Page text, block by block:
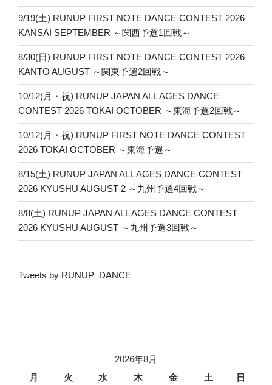
9/19(土) RUNUP FIRST NOTE DANCE CONTEST 2026
KANSAI SEPTEMBER ～関西予選1回戦～
8/30(日) RUNUP FIRST NOTE DANCE CONTEST 2026
KANTO AUGUST ～関東予選2回戦～
10/12(月・祝) RUNUP JAPAN ALL AGES DANCE
CONTEST 2026 TOKAI OCTOBER ～東海予選2回戦～
10/12(月・祝) RUNUP FIRST NOTE DANCE CONTEST
2026 TOKAI OCTOBER ～東海予選～
8/15(土) RUNUP JAPAN ALL AGES DANCE CONTEST
2026 KYUSHU AUGUST 2 ～九州予選4回戦～
8/8(土) RUNUP JAPAN ALL AGES DANCE CONTEST
2026 KYUSHU AUGUST ～九州予選3回戦～
Tweets by RUNUP_DANCE
2026年8月
月
火 水 木 金 土 日